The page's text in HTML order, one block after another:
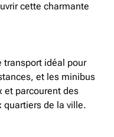
cette charmante
transport idéal pour
et les minibus
et parcourent des
quartiers de la ville.